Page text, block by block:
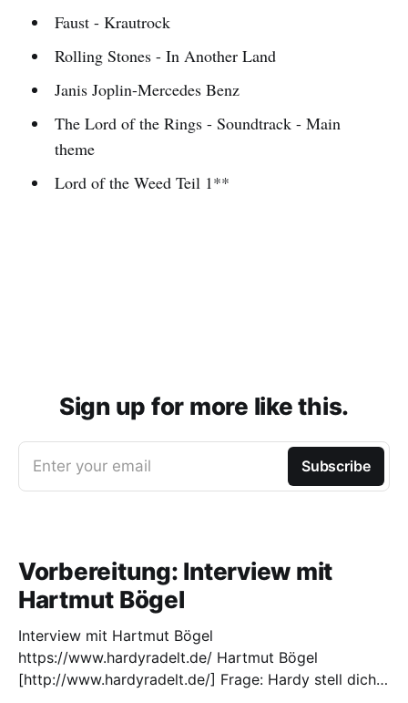
Faust - Krautrock
Rolling Stones - In Another Land
Janis Joplin-Mercedes Benz
The Lord of the Rings - Soundtrack - Main
theme
Lord of the Weed Teil 1**
Sign up for more like this.
Enter your email Subscribe
Vorbereitung: Interview mit
Hartmut Bögel
Interview mit Hartmut Bögel
https://www.hardyradelt.de/ Hartmut Bögel
[http://www.hardyradelt.de/] Frage: Hardy stell dich